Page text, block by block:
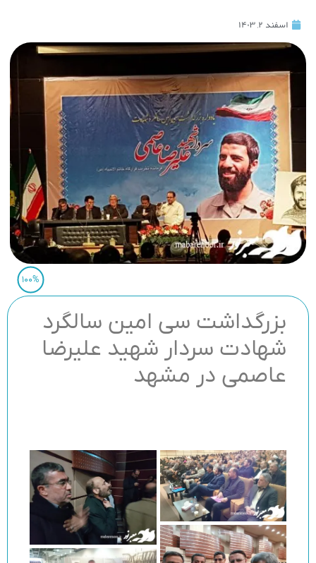
اسفند ۲, ۱۴۰۳
100%
بزرگداشت سی امین سالگرد
شهادت سردار شهید علیرضا
عاصمی در مشهد